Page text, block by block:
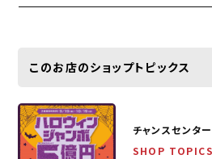
このお店のショップトピックス
チャンスセンター
SHOP TOPICS